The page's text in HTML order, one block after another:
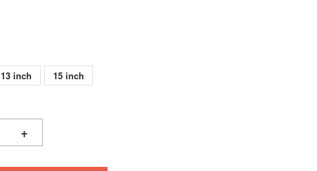
13 inch 15 inch
+